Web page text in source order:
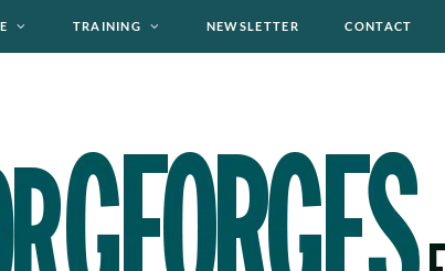
TRAINING NEWSLETTER CONTACT